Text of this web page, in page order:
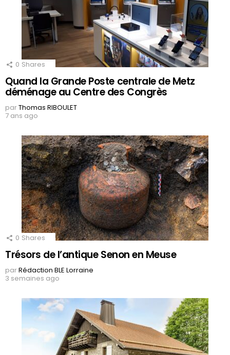
0 Shares
Quand la Grande Poste centrale de Metz
déménage au Centre des Congrès
parThomas RIBOULET
7 ans ago
0 Shares
Trésors de l’antique Senon en Meuse
parRédaction BLE Lorraine
3 semaines ago